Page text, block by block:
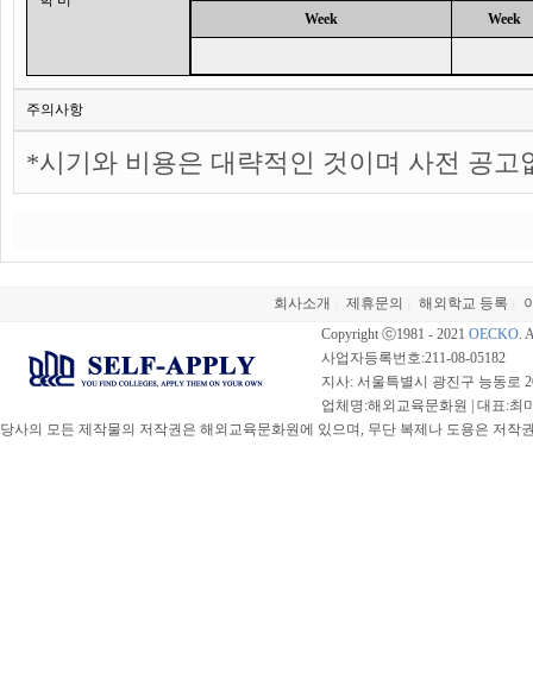
Week Week
주의사항
*시기와 비용은 대략적인 것이며 사전 공고
회사소개 제휴문의 해외학교 등록
Copyright ⓒ1981 - 2021 OECKO.
사업자등록번호:211-08-05182
지사: 서울특별시 광진구 능동로
업체명:해외교육문화원 | 대표:최
당사의 모든 제작물의 저작권은 해외교육문화원에 있으며, 무단 복제나 도용은 저